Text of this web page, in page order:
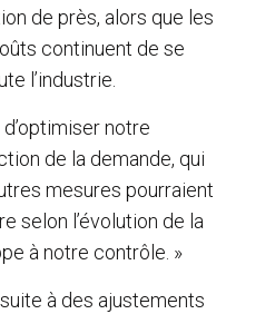
de près, alors que les
continuent de se
l’industrie.
notre
de la demande, qui
mesures pourraient
selon l’évolution de la
à notre contrôle. »
à des ajustements